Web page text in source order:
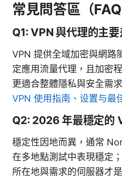
常見問答區（FAQ
Q1: VPN 與代理的主
VPN 提供全域加密與網路
定應用流量代理，且加密
更適合整體隱私與安全需求
VPN 使用指南、设置与最
Q2: 2026 年最穩定的
穩定性因地而異，通常
在多地點測試中表現穩定
所在地與需求的伺服器才